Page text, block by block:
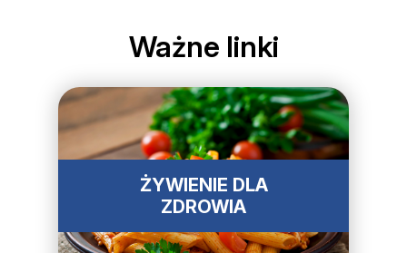
Ważne linki
ŻYWIENIE DLA
ZDROWIA